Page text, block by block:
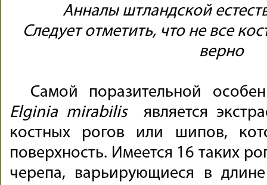
Анналы штландской
Следует отметить, что не все
верно
Самой поразительной
Elginia mirabilis
является
костных рогов или шипов,
поверхность. Имеется 16 таких
черепа, варьирующиеся в